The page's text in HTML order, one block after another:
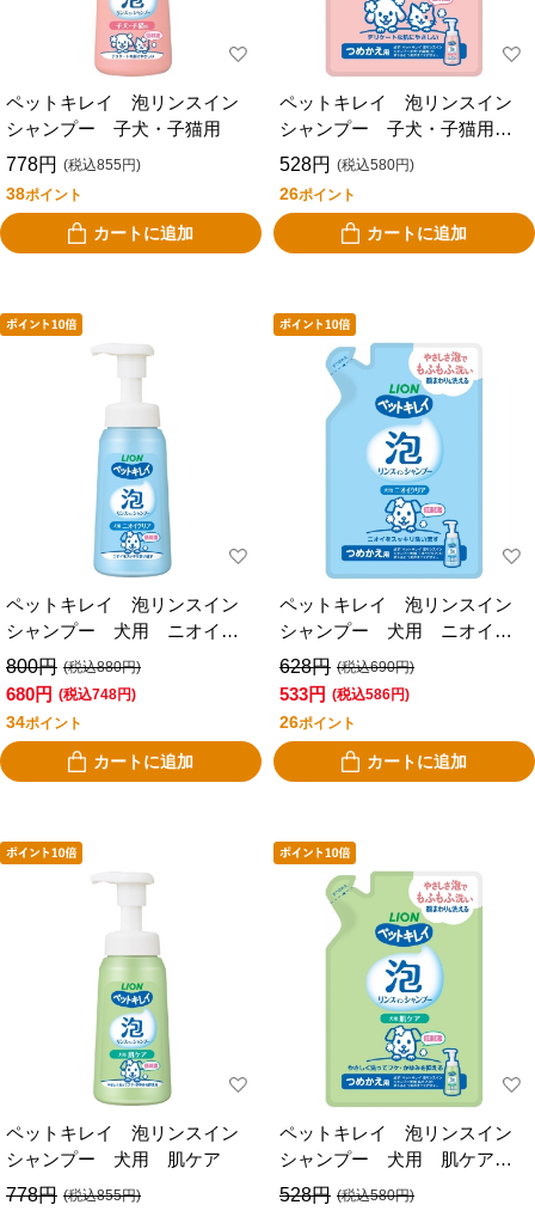
ペットキレイ 泡リンスイン
シャンプー 子犬・子猫用
778円 (税込855円)
38ポイント
カートに追加
ペットキレイ 泡リンスイン
シャンプー 子犬・子猫用
つめかえ用
528円 (税込580円)
26ポイント
カートに追加
ペットキレイ 泡リンスイン
シャンプー 犬用 ニオイク
リア
800円 (税込880円)
680円 (税込748円)
34ポイント
カートに追加
ペットキレイ 泡リンスイン
シャンプー 犬用 ニオイク
リア つめかえ用
628円 (税込690円)
533円 (税込586円)
26ポイント
カートに追加
ペットキレイ 泡リンスイン
シャンプー 犬用 肌ケア
778円 (税込855円)
ペットキレイ 泡リンスイン
シャンプー 犬用 肌ケア
つめかえ用
528円 (税込580円)